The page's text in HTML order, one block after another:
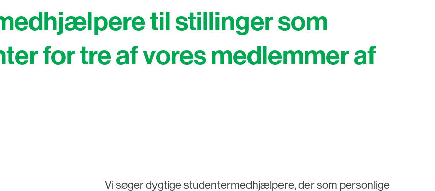
til stillinger som
for tre af vores medlemmer af
Vi søger dygtige studentermedhjælpere, der som personlige